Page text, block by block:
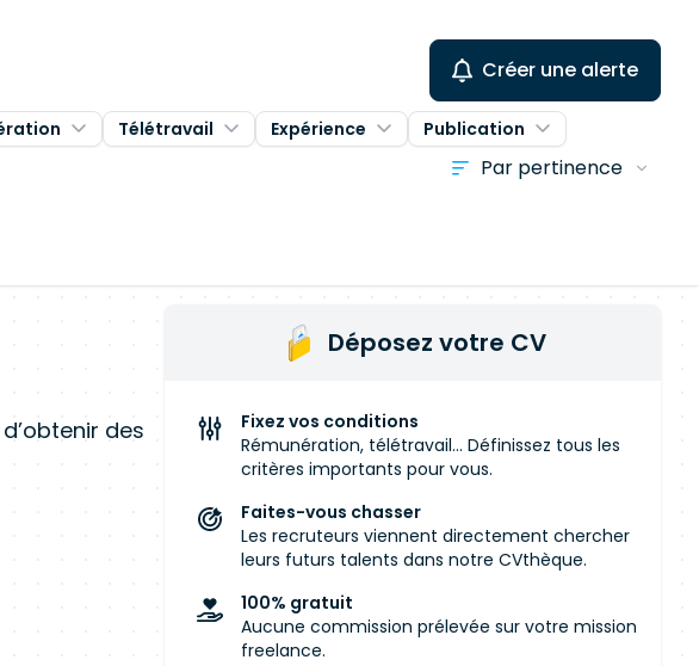
Créer une alerte
Télétravail Expérience Publication
des
Déposez votre CV
Fixez vos conditions
Rémunération, télétravail... Définissez tous les
critères importants pour vous.
Faites-vous chasser
Les recruteurs viennent directement chercher
leurs futurs talents dans notre CVthèque.
100% gratuit
Aucune commission prélevée sur votre mission
freelance.